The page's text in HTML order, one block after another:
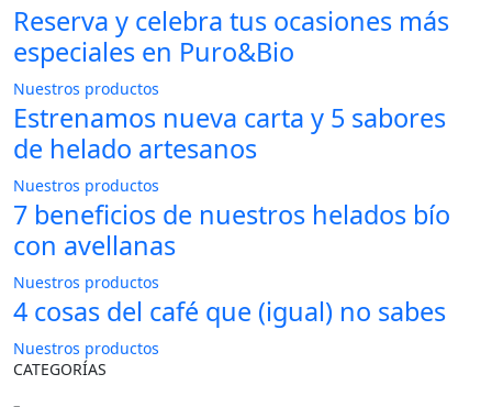
Reserva y celebra tus ocasiones más
especiales en Puro&Bio
Nuestros productos
Estrenamos nueva carta y 5 sabores
de helado artesanos
Nuestros productos
7 beneficios de nuestros helados bío
con avellanas
Nuestros productos
4 cosas del café que (igual) no sabes
Nuestros productos
CATEGORÍAS